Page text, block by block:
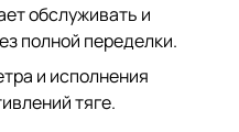
обслуживать и
полной переделки.
и исполнения
тяге.